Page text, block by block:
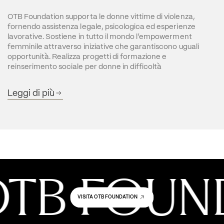
OTB Foundation supporta le donne vittime di violenza,
fornendo assistenza legale, psicologica ed esperienze
lavorative. Sostiene in tutto il mondo l’empowerment
femminile attraverso iniziative che garantiscono uguali
opportunità. Realizza progetti di formazione e
reinserimento sociale per donne in difficoltà
Leggi di più
VISITA OTB FOUNDATION